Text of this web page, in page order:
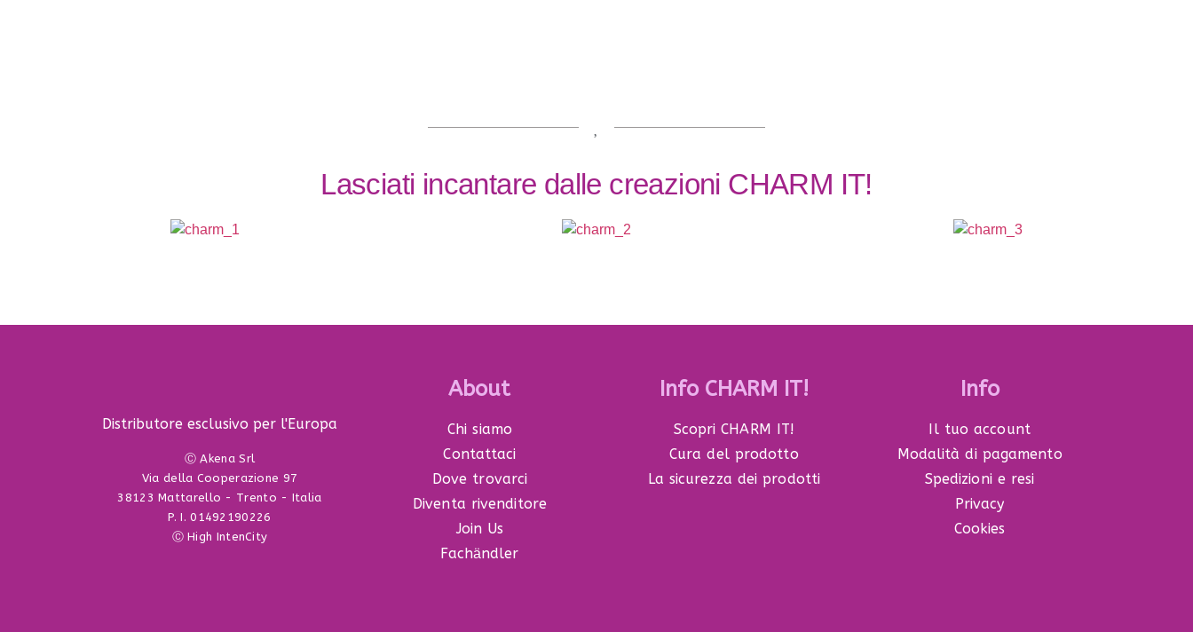
Lasciati incantare dalle creazioni CHARM IT!
Distributore esclusivo per l'Europa
Ⓒ Akena Srl
Via della Cooperazione 97
38123 Mattarello - Trento - Italia
P. I. 01492190226
Ⓒ High IntenCity
About
Chi siamo
Contattaci
Dove trovarci
Diventa rivenditore
Join Us
Fachӓndler
Info CHARM IT!
Scopri CHARM IT!
Cura del prodotto
La sicurezza dei prodotti
Info
Il tuo account
Modalità di pagamento
Spedizioni e resi
Privacy
Cookies